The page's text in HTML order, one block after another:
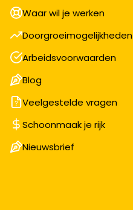
Waar wil je werken
Doorgroeimogelijkheden
Arbeidsvoorwaarden
Blog
Veelgestelde vragen
Schoonmaak je rijk
Nieuwsbrief